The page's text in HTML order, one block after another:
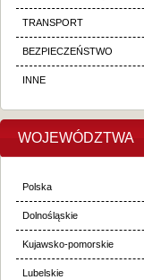
TRANSPORT
BEZPIECZEŃSTWO
INNE
WOJEWÓDZTWA
Polska
Dolnośląskie
Kujawsko-pomorskie
Lubelskie